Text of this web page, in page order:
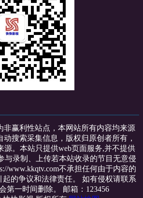
非赢利性站点，本网站所有内容均来源
搜索采集信息，版权归原创者所有，
源。本站只提供web页面服务,并不提供
与录制、上传若本站收录的节目无意侵
www.kkqtv.com不承担任何由于内容的
的争议和法律责任。 如有侵权请联系
第一时间删除。 邮箱：123456